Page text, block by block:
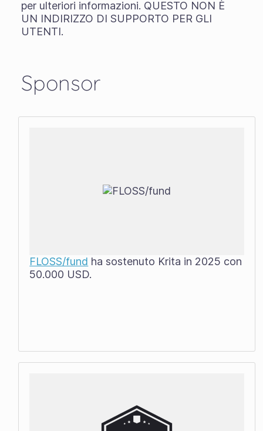
per ulteriori informazioni. QUESTO NON È
UN INDIRIZZO DI SUPPORTO PER GLI
UTENTI.
Sponsor
FLOSS/fund ha sostenuto Krita in 2025 con
50.000 USD.